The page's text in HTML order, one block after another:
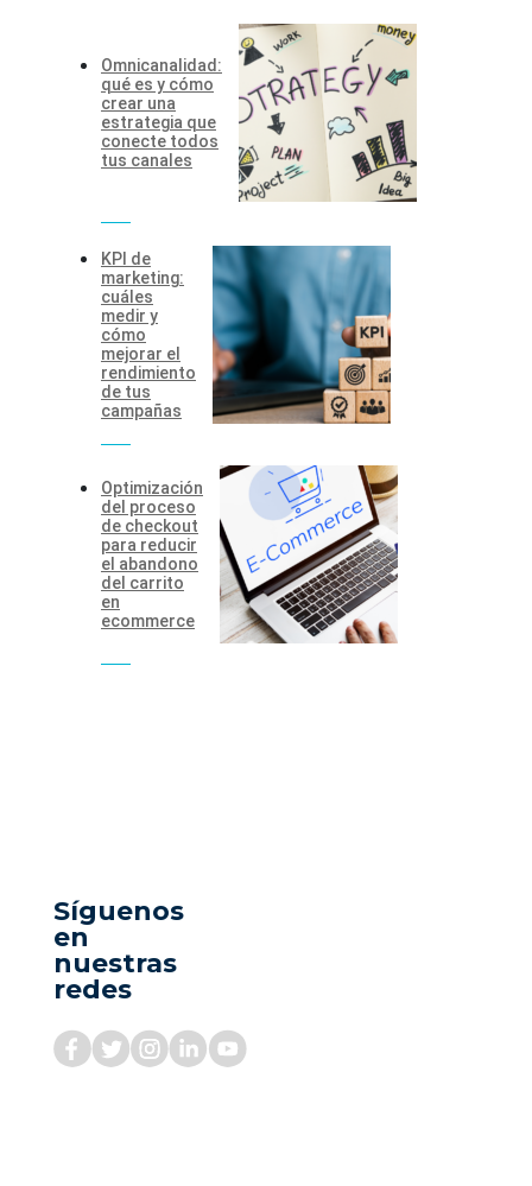
Omnicanalidad:
qué es y cómo
crear una
estrategia que
conecte todos
tus canales
KPI de
marketing:
cuáles
medir y
cómo
mejorar el
rendimiento
de tus
campañas
Optimización
del proceso
de checkout
para reducir
el abandono
del carrito
en
ecommerce
Síguenos
en
nuestras
redes